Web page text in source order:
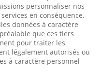
personnaliser nos
en conséquence.
données à caractère
que ces tiers
pour traiter les
légalement autorisés ou
à caractère personnel